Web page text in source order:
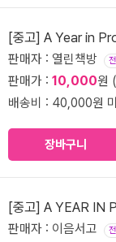
[중고] A Year in
판매자 : 열린책방
판매가 : 10,000원
배송비 : 40,000원
장바구니
[중고] A YEAR IN
판매자 : 이음서고